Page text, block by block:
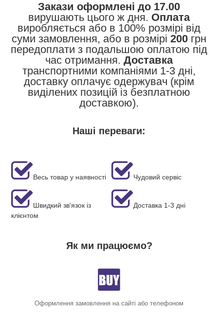
Закази оформлені до 17.00
вирушають цього ж дня. Оплата
виробляється або в 100% розмірі від
суми замовлення, або в розмірі 200 грн
передоплати з подальшою оплатою під
час отримання. Доставка
транспортними компаніями 1-3 дні,
доставку оплачує одержувач (крім
виділених позицій із безплатною
доставкою).
Наші переваги:
Весь товар у наявності Чудовий сервіс
Швидкий зв'язок із
клієнтом
Доставка 1-3 дні
Як ми працюємо?
Оформлення замовлення на сайті або телефоном